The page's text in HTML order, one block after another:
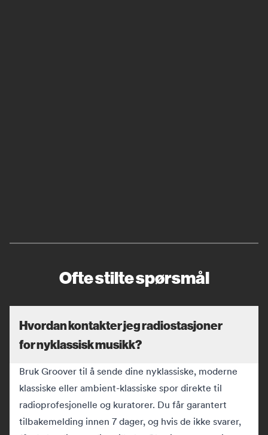
Ofte stilte spørsmål
Hvordan kontakter jeg radiostasjoner
for nyklassisk musikk?
Bruk Groover til å sende dine nyklassiske, moderne
klassiske eller ambient-klassiske spor direkte til
radioprofesjonelle og kuratorer. Du får garantert
tilbakemelding innen 7 dager, og hvis de ikke svarer,